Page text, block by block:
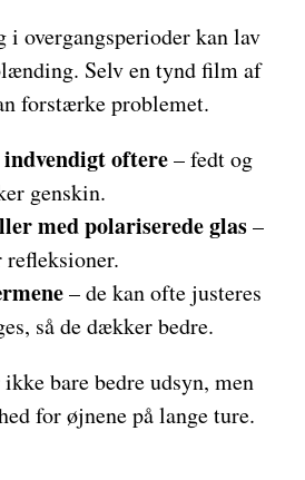
i overgangsperioder kan lav
Selv en tynd film af
forstærke problemet.
oftere– fedt og
genskin.
med polariserede glas–
refleksioner.
– de kan ofte justeres
så de dækker bedre.
bare bedre udsyn, men
for øjnene på lange ture.